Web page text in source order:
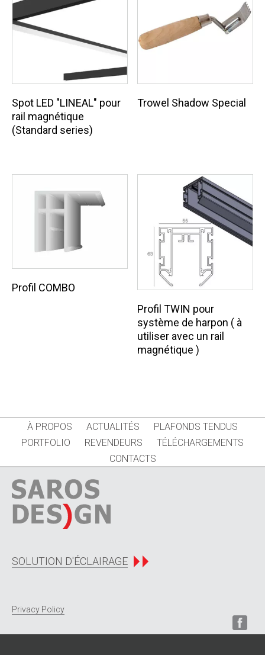
Spot LED "LINEAL" pour
rail magnétique
(Standard series)
Trowel Shadow Special
Profil COMBO
Profil TWIN pour
système de harpon ( à
utiliser avec un rail
magnétique )
À PROPOS ACTUALITÉS
PLAFONDS TENDUS
PORTFOLIO
REVENDEURS
TÉLÉCHARGEMENTS
CONTACTS
SOLUTION D'ÉCLAIRAGE
Privacy Policy